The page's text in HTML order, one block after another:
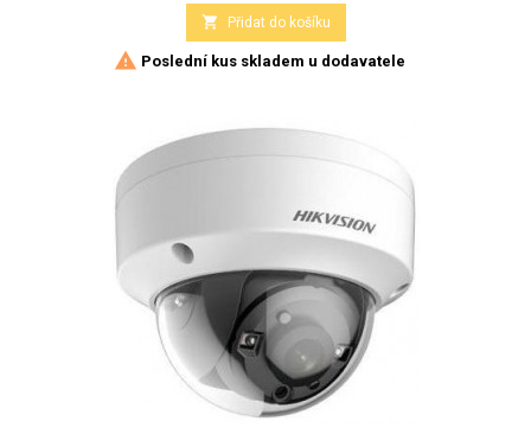
 Přidat do košíku
 Poslední kus skladem u dodavatele